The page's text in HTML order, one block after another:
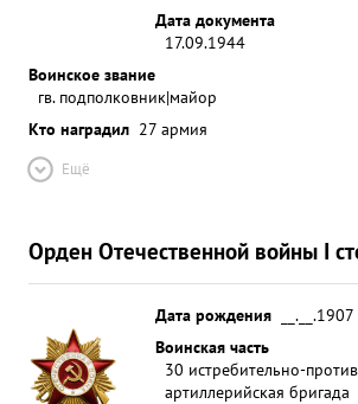
Дата документа
17.09.1944
Воинское звание
гв. подполковник|майор
Кто наградил 27 армия
Ещё
Орден Отечественной войны I
Дата рождения
__.__.1907
Воинская часть
30 истребительно-
артиллерийская бригада